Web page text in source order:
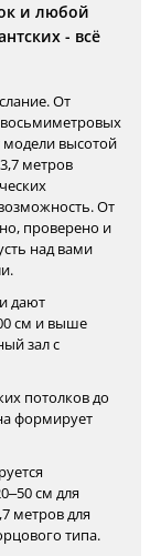
и любой
- всё
От
высотой
метров
От
проверено и
над вами
дают
см и выше
зал с
потолков до
формирует
см для
метров для
типа.